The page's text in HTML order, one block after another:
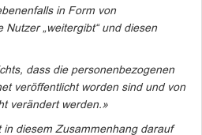
in Form von
Nutzer „weitergibt“ und diesen
dass die personenbezogenen
veröffentlicht worden sind und von
verändert werden.»
in diesem Zusammenhang darauf